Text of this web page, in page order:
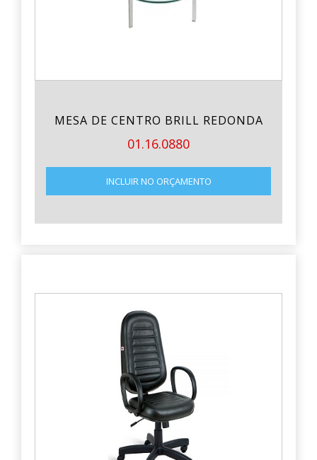
MESA DE CENTRO BRILL REDONDA
01.16.0880
INCLUIR NO ORÇAMENTO